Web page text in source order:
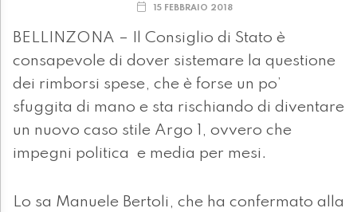
15 FEBBRAIO 2018
BELLINZONA – Il Consiglio di Stato è
consapevole di dover sistemare la questione
dei rimborsi spese, che è forse un po’
sfuggita di mano e sta rischiando di diventare
un nuovo caso stile Argo 1, ovvero che
impegni politica e media per mesi.
Lo sa Manuele Bertoli, che ha confermato alla